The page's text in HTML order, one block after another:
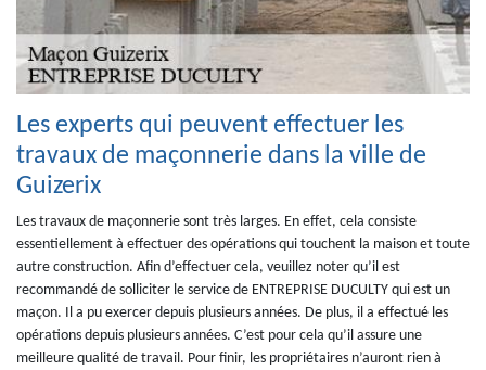
Les experts qui peuvent effectuer les
travaux de maçonnerie dans la ville de
Guizerix
Les travaux de maçonnerie sont très larges. En effet, cela consiste
essentiellement à effectuer des opérations qui touchent la maison et toute
autre construction. Afin d’effectuer cela, veuillez noter qu’il est
recommandé de solliciter le service de ENTREPRISE DUCULTY qui est un
maçon. Il a pu exercer depuis plusieurs années. De plus, il a effectué les
opérations depuis plusieurs années. C’est pour cela qu’il assure une
meilleure qualité de travail. Pour finir, les propriétaires n’auront rien à